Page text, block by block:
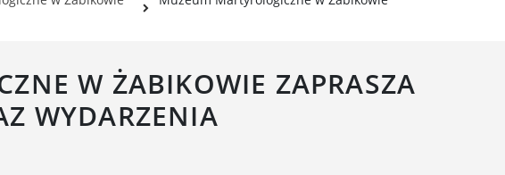
Gospodarcza
Spożywczego w Szreniawie
W ŻABIKOWIE ZAPRASZA
WYDARZENIA